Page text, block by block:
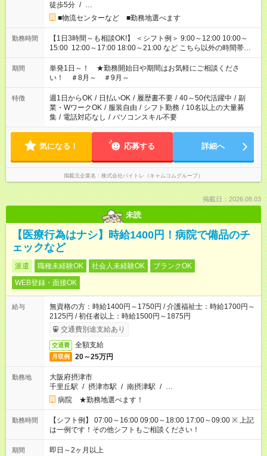
徒歩5分 / …
■物流センターなど ■勤務地選べます
勤務時間
【1日3時間～も相談OK!】 ＜シフト例＞ 9:00～12:00 10:00～
15:00 12:00～17:00 18:00～21:00 など こちら以外の時間帯も
お気軽にご相談ください！
期間
単発1日～！ ★勤務開始日や期間はお気軽にご相談くださ
い！ ＃8月～ ＃9月～
特徴 週1日からOK / 日払いOK / 履歴書不要 / 40～50代活躍中 / 副
業・WワークOK / 服装自由 / シフト勤務 / 10名以上の大量募
集 / 電話対応なし / パソコンスキル不要
気になる！ 応募する 詳細へ
掲載元企業名 株式会社バイトレ（キャムコムグループ）
掲載日：2026.08.03
未読
【医療行為はナシ】時給1400円！病院で備品のチ
ェックなど
派遣 職種未経験OK 社会人未経験OK
ブランクOK
WEB登録・面接OK
給与
無資格の方：時給1400円～1750円 / 介護福祉士：時給1700円～
2125円 / 初任者以上：時給1500円～1875円
交通費別途支給あり
交通費 全額支給
月収例 20～25万円
勤務地
大阪府摂津市
千里丘駅 / 摂津市駅 / 南摂津駅 / …
病院 ★勤務地選べます！
勤務時間
【シフト例】 07:00～16:00 09:00～18:00 17:00～09:00 ※ 上記
は一例です！その他シフトもご相談ください！
期間 即日～2ヶ月以上